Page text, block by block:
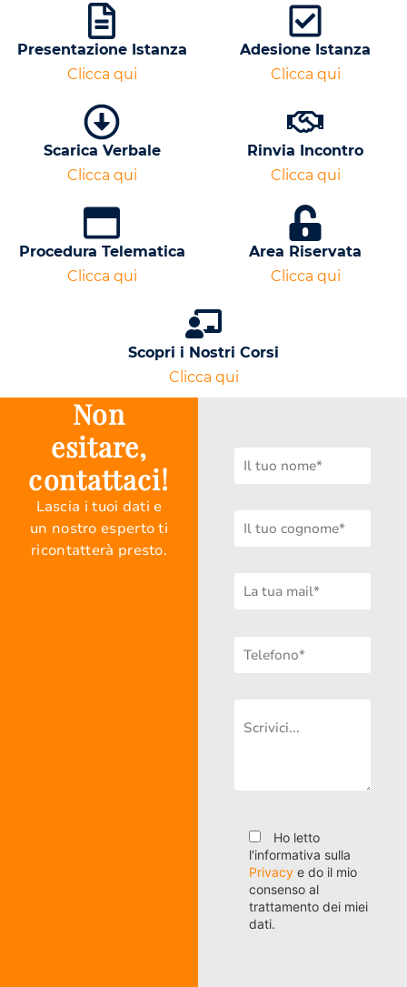
Presentazione Istanza
Clicca qui
Adesione Istanza
Clicca qui
Scarica Verbale
Clicca qui
Rinvia Incontro
Clicca qui
Procedura Telematica
Clicca qui
Area Riservata
Clicca qui
Scopri i Nostri Corsi
Clicca qui
Non
esitare,
contattaci!
Lascia i tuoi dati e
un nostro esperto ti
ricontatterà presto.
Ho letto
l'informativa sulla
Privacy e do il mio
consenso al
trattamento dei miei
dati.